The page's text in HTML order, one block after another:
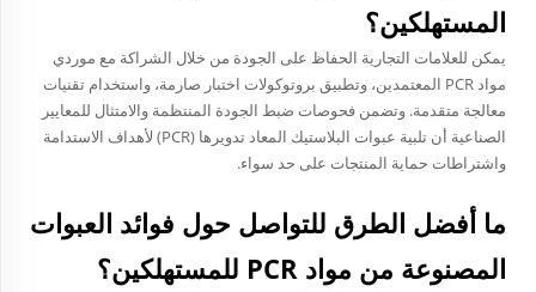
المستهلكين؟
يمكن للعلامات التجارية الحفاظ على الجودة من خلال الشراكة مع موردي
مواد PCR المعتمدين، وتطبيق بروتوكولات اختبار صارمة، واستخدام تقنيات
معالجة متقدمة. وتضمن فحوصات ضبط الجودة المنتظمة والامتثال للمعايير
الصناعية أن تلبية عبوات البلاستيك المعاد تدويرها (PCR) لأهداف الاستدامة
واشتراطات حماية المنتجات على حد سواء.
ما أفضل الطرق للتواصل حول فوائد العبوات
المصنوعة من مواد PCR للمستهلكين؟